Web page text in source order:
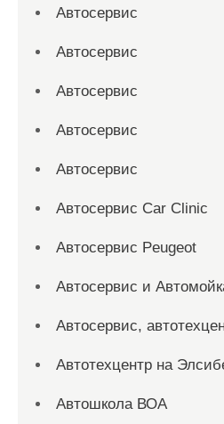
Автосервис
Автосервис
Автосервис
Автосервис
Автосервис
Автосервис Car Clinic
Автосервис Peugeot
Автосервис и
Автосервис,
Автотехцентр на
Автошкола ВОА